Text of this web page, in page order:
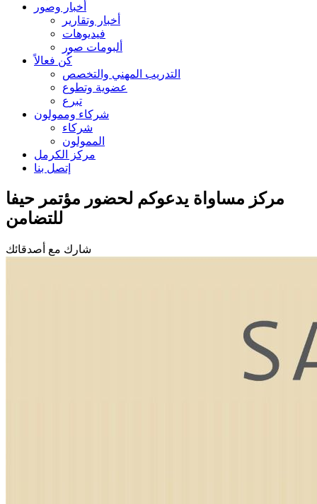
أخبار وصور
أخبار وتقارير
فيديوهات
ألبومات صور
كُن فعالاً
التدريب المهني والتخصص
عضوية وتطوع
تبرع
شركاء وممولون
شركاء
الممولون
مركز الكرمل
إتصل بنا
مركز مساواة يدعوكم لحضور مؤتمر حيفا
للتضامن
شارك مع أصدقائك